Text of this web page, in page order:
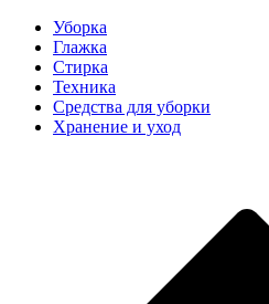
Уборка
Глажка
Стирка
Техника
Средства для уборки
Хранение и уход